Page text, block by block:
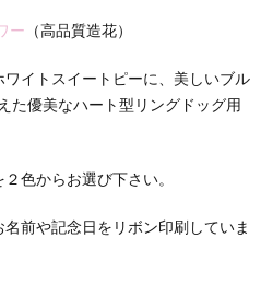
ー （高品質造花）
イトスイートピーに、美しいブル
た優美なハート型リングドッグ用
２色からお選び下さい。
名前や記念日をリボン印刷していま